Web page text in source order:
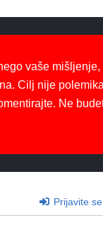
vaše mišljenje,
Cilj nije
Ne
Prijavite se